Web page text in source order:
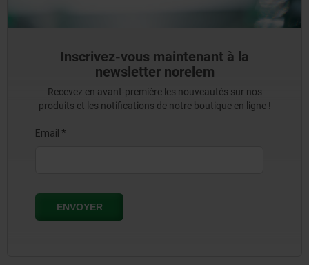
Inscrivez-vous maintenant à la
newsletter norelem
Recevez en avant-première les nouveautés sur nos
produits et les notifications de notre boutique en ligne !